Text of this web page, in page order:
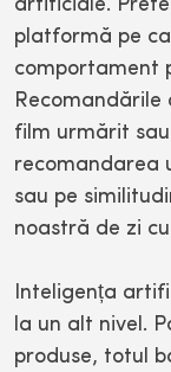
artificiale.
platformă pe
comportament
Recomandările
film urmărit
recomandarea
sau pe
noastră de zi
Inteligența
la un alt nivel.
produse, totul